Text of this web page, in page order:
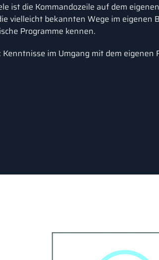
ist die Kommandozeile auf dem
vielleicht bekannten Wege im
Programme kennen.
im Umgang mit dem eigenen